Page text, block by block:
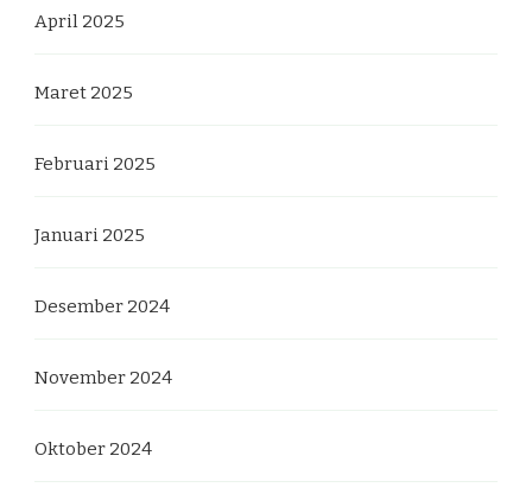
April 2025
Maret 2025
Februari 2025
Januari 2025
Desember 2024
November 2024
Oktober 2024